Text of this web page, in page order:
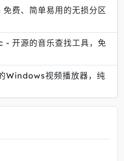
费、简单易用的无损分区
- 开源的音乐查找工具，免
Windows视频播放器，纯